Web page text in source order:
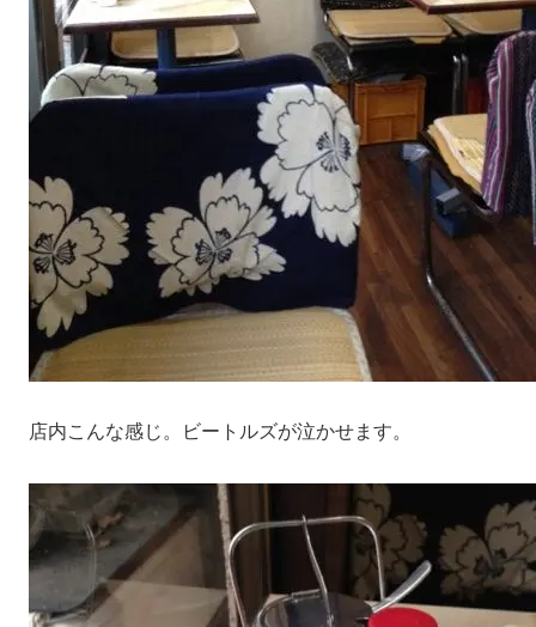
店内こんな感じ。ビートルズが泣かせます。